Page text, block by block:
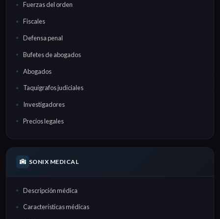
Fuerzas del orden
Fiscales
Defensa penal
Bufetes de abogados
Abogados
Taquígrafos judiciales
Investigadores
Precios legales
SONIX MEDICAL
Descripción médica
Características médicas